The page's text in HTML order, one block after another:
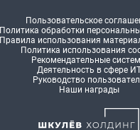
Пользовательское
Политика обработки
Правила использования
Политика использования
Рекомендательные
Деятельность в сфере
Руководство
Наши награды